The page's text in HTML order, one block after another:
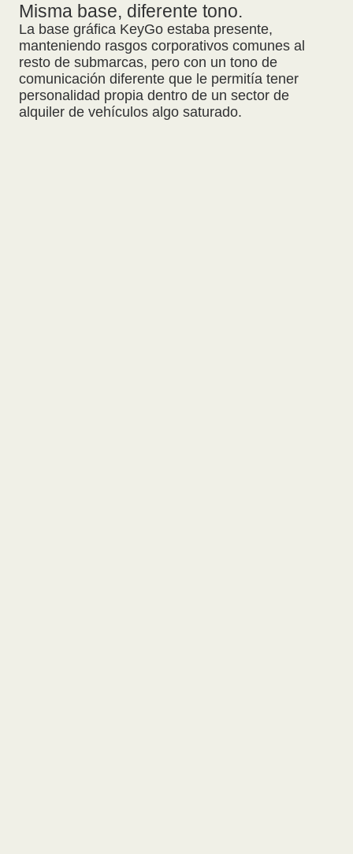
Misma base, diferente tono.
La base gráfica KeyGo estaba presente,
manteniendo rasgos corporativos comunes al
resto de submarcas, pero con un tono de
comunicación diferente que le permitía tener
personalidad propia dentro de un sector de
alquiler de vehículos algo saturado.